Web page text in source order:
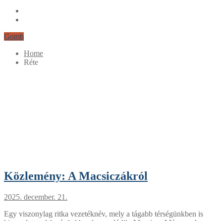
Gomb
Home
Réte
Közlemény: A Macsiczákról
2025. december. 21.
Egy viszonylag ritka vezetéknév, mely a tágabb térségünkben is